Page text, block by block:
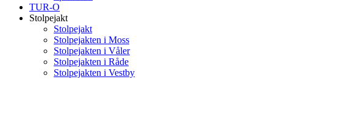
TUR-O
Stolpejakt
Stolpejakt
Stolpejakten i Moss
Stolpejakten i Våler
Stolpejakten i Råde
Stolpejakten i Vestby